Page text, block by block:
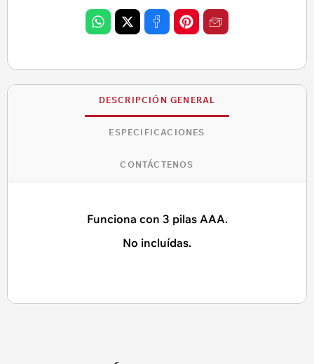
DESCRIPCIÓN GENERAL
ESPECIFICACIONES
CONTÁCTENOS
Funciona con 3 pilas AAA.
No incluídas.